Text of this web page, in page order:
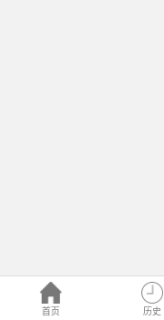
首页 历史